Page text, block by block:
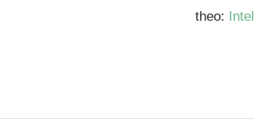
theo: Intel